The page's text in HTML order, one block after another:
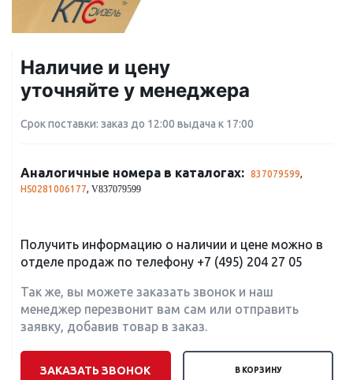
Наличие и цену
уточняйте у менеджера
Срок поставки: заказ до 12:00 выдача к 17:00
Аналогичные номера в каталогах: 837079599,
HS0281006177, V837079599
Получить информацию о наличии и цене можно в
отделе продаж по телефону +7 (495) 204 27 05
Так же, вы можете заказать звонок и наш
менеджер перезвонит вам сам или отправить
заявку, добавив товар в заказ.
ЗАКАЗАТЬ ЗВОНОК В КОРЗИНУ